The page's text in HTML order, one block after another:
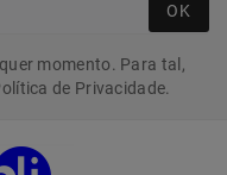
OK
momento. Para tal,
de Privacidade.